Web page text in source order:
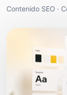
Contenido SEO ·